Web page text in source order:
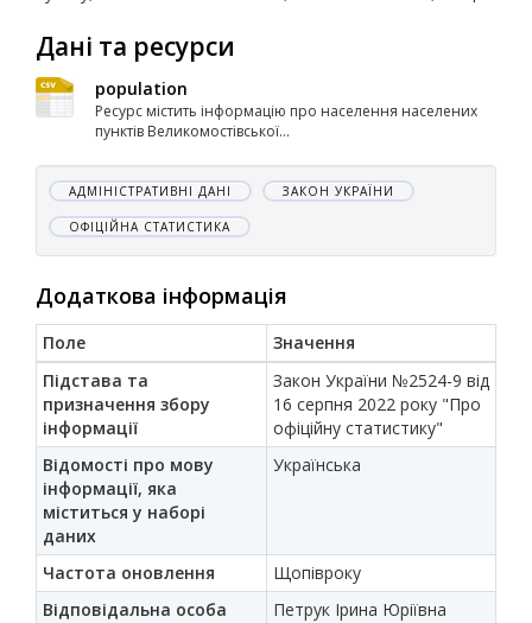
Дані та ресурси
population
Ресурс містить інформацію про населення населених
пунктів Великомостівської...
АДМІНІСТРАТИВНІ ДАНІ ЗАКОН УКРАЇНИ
ОФІЦІЙНА СТАТИСТИКА
Додаткова інформація
Поле
Значення
Підстава та
призначення збору
інформації
Закон України №2524-9 від
16 серпня 2022 року "Про
офіційну статистику"
Відомості про мову
інформації, яка
міститься у наборі
даних
Українська
Частота оновлення
Щопівроку
Відповідальна особа
Петрук Ірина Юріївна